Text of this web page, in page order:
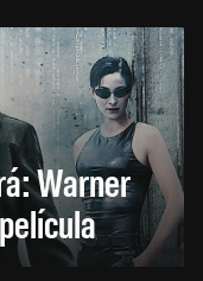
Warner